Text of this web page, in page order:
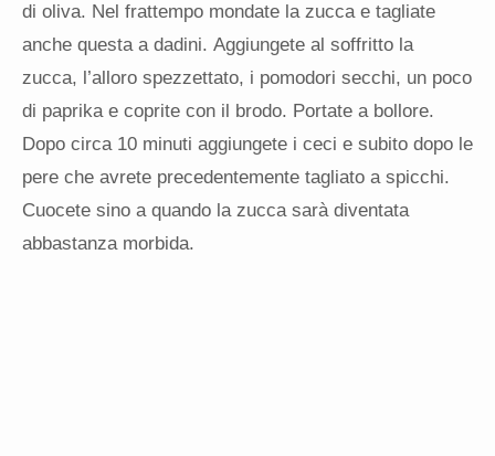
di oliva. Nel frattempo mondate la zucca e tagliate
anche questa a dadini. Aggiungete al soffritto la
zucca, l’alloro spezzettato, i pomodori secchi, un poco
di paprika e coprite con il brodo. Portate a bollore.
Dopo circa 10 minuti aggiungete i ceci e subito dopo le
pere che avrete precedentemente tagliato a spicchi.
Cuocete sino a quando la zucca sarà diventata
abbastanza morbida.